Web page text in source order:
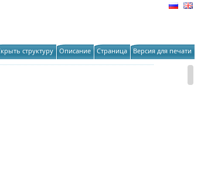
структуру Описание Страница Версия для печати